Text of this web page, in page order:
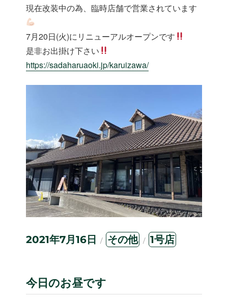
現在改装中の為、臨時店舗で営業されています
7月20日(火)にリニューアルオープンです
是非お出掛け下さい
https://sadaharuaoki.jp/karuizawa/
投
2021年7月16日
カ
テ
ー
その他
タ
グ
1号店
今日のお昼です